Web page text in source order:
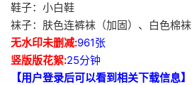
鞋子：小白鞋
袜子：肤色连裤袜（加固）、白色棉袜
无水印未删减:961张
竖版版花絮:25分钟
【用户登录后可以看到相关下载信息】